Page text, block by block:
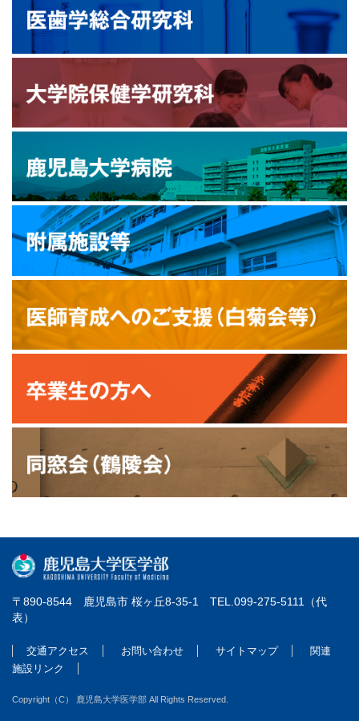
〒890-8544 鹿児島市 桜ヶ丘8-35-1 TEL.099-275-5111（代
表）
交通アクセス お問い合わせ サイトマップ
関連
施設リンク
Copyright（C） 鹿児島大学医学部 All Rights Reserved.